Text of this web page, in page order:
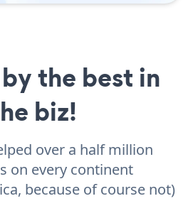
the best in
biz!
over a half million
on every continent
because of course not)